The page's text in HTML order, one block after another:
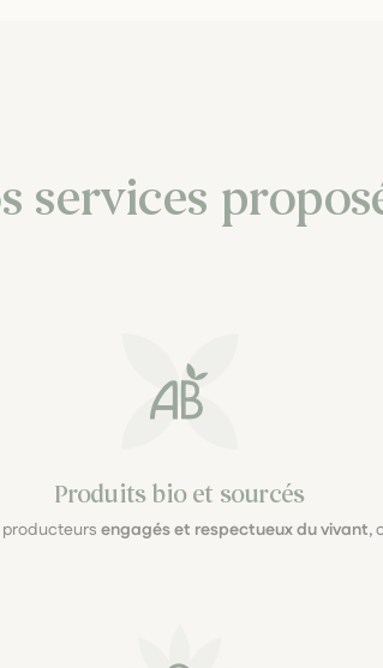
services
Produits bio et sourcés
engagés et respectueux du vivant,